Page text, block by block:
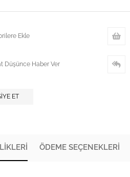
Ekle
Düşünce Haber Ver
ET
ÖDEME SEÇENEKLERI